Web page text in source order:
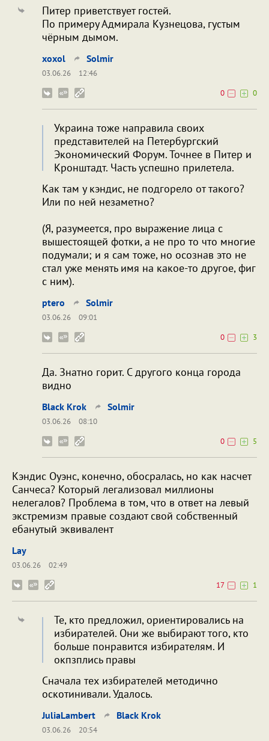
Питер приветствует гостей.
По примеру Адмирала Кузнецова, густым
чёрным дымом.
xoxol Solmir
03.06.26
12:46
0
0
Украина тоже направила своих
представителей на Петербургский
Экономический Форум. Точнее в Питер и
Кронштадт. Часть успешно прилетела.
Как там у кэндис, не подгорело от такого?
Или по ней незаметно?
(Я, разумеется, про выражение лица с
вышестоящей фотки, а не про то что многие
подумали; и я сам тоже, но осознав это не
стал уже менять имя на какое-то другое, фиг
с ним).
ptero Solmir
03.06.26
09:01
0
3
Да. Знатно горит. С другого конца города
видно
Black Krok Solmir
03.06.26
08:10
0
5
Кэндис Оуэнс, конечно, обосралась, но как насчет
Санчеса? Который легализовал миллионы
нелегалов? Проблема в том, что в ответ на левый
экстремизм правые создают свой собственный
ебанутый эквивалент
Lay
03.06.26
02:49
17
1
Те, кто предложил, ориентировались на
избирателей. Они же выбирают того, кто
больше понравится избирателям. И
окпзплись правы
Сначала тех избирателей методично
оскотинивали. Удалось.
JuliaLambert Black Krok
03.06.26
20:54